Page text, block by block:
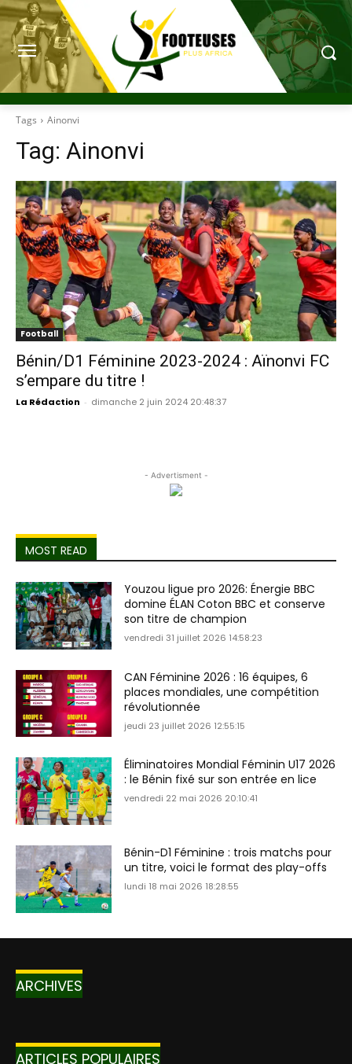
Tags Ainonvi
Tag: Ainonvi
Football
Bénin/D1 Féminine 2023-2024 : Aïnonvi FC
s’empare du titre !
La Rédaction - dimanche 2 juin 2024 20:48:37
- Advertisment -
MOST READ
Youzou ligue pro 2026: Énergie BBC
domine ÉLAN Coton BBC et conserve
son titre de champion
vendredi 31 juillet 2026 14:58:23
CAN Féminine 2026 : 16 équipes, 6
places mondiales, une compétition
révolutionnée
jeudi 23 juillet 2026 12:55:15
Éliminatoires Mondial Féminin U17 2026
: le Bénin fixé sur son entrée en lice
vendredi 22 mai 2026 20:10:41
Bénin-D1 Féminine : trois matchs pour
un titre, voici le format des play-offs
lundi 18 mai 2026 18:28:55
ARCHIVES
ARTICLES POPULAIRES